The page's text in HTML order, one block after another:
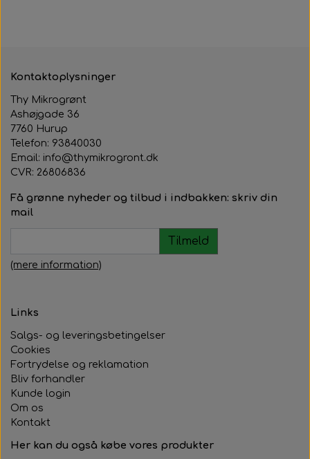
Kontaktoplysninger
Thy Mikrogrønt
Ashøjgade 36
7760 Hurup
Telefon: 93840030
Email: info@thymikrogront.dk
CVR: 26806836
Få grønne nyheder og tilbud i indbakken: skriv din
mail
Tilmeld
(mere information)
Links
Salgs- og leveringsbetingelser
Cookies
Fortrydelse og reklamation
Bliv forhandler
Kunde login
Om os
Kontakt
Her kan du også købe vores produkter